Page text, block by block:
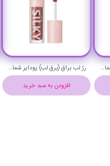
رژ لب براق (برق لب) پودایر شماره 7 - Pudaier silky lip gloss 7
افزودن به سبد خرید
رژ لب براق (برق لب) پودایر شماره 10 - Pudaier silky lip gloss 10